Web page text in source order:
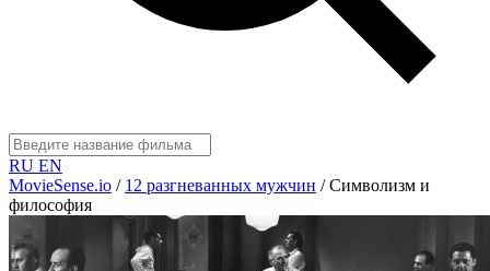
RU EN
MovieSense.io / 12 разгневанных мужчин / Символизм и
философия